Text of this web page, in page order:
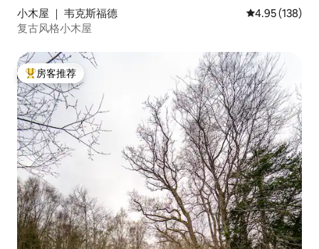
小木屋 ｜ 韦克斯福德 平均评分 4.95
4.95 (138)
复古风格小木屋
热门「房客推荐」
房客推荐